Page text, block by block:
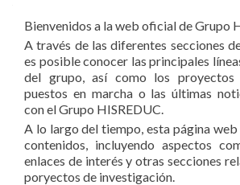
Bienvenidos a la web oficial de Grupo
A través de las diferentes secciones
es posible conocer las principales
del grupo, así como los proyectos
puestos en marcha o las últimas
con el Grupo HISREDUC.
A lo largo del tiempo, esta página web
contenidos, incluyendo aspectos
enlaces de interés y otras secciones
poryectos de investigación.